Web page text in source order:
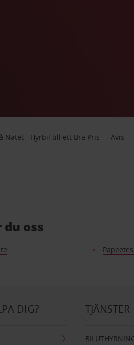
Nätet - Hyrbil till ett Bra Pris — Avis
oss
DIG? TJÄNSTER